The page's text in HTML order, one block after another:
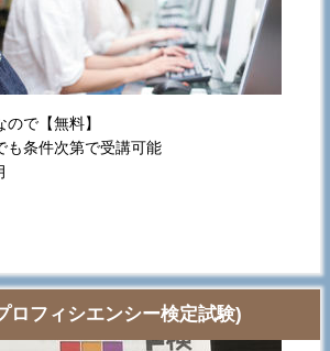
で【無料】
も条件次第で受講可能
ロフィシエンシー検定試験)